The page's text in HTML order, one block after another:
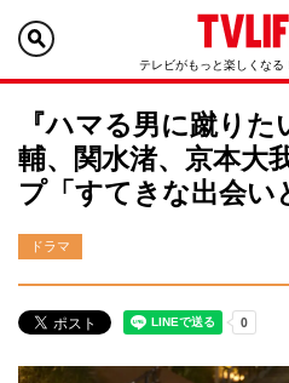
テレビがもっと楽しくなる
『ハマる男に蹴り
輔、関水渚、京本大
プ「すてきな出会い
ドラマ